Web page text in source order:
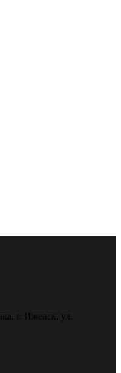
г. Ижевск, ул.